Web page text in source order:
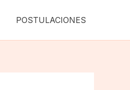
POSTULACIONES